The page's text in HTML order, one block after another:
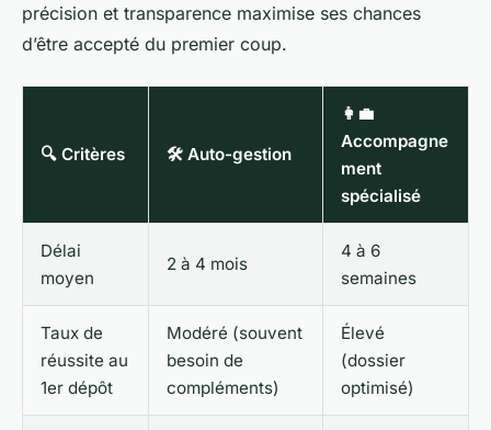
précision et transparence maximise ses chances
d’être accepté du premier coup.
🔍 Critères 🛠️ Auto-gestion
👩‍💼
Accompagne
ment
spécialisé
Délai
moyen
2 à 4 mois
4 à 6
semaines
Taux de
réussite au
1er dépôt
Modéré (souvent
besoin de
compléments)
Élevé
(dossier
optimisé)